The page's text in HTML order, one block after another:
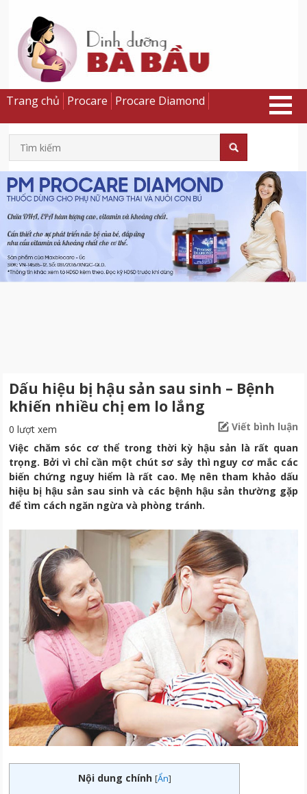
Dấu hiệu bị hậu sản sau sinh – Bệnh
khiến nhiều chị em lo lắng
0 lượt xem
Viết bình luận
Việc chăm sóc cơ thể trong thời kỳ hậu sản là rất quan
trọng. Bởi vì chỉ cần một chút sơ sảy thì nguy cơ mắc các
biến chứng nguy hiểm là rất cao. Mẹ nên tham khảo dấu
hiệu bị hậu sản sau sinh và các bệnh hậu sản thường gặp
để tìm cách ngăn ngừa và phòng tránh.
Nội dung chính [Ẩn]
Trang chủ Procare Procare Diamond